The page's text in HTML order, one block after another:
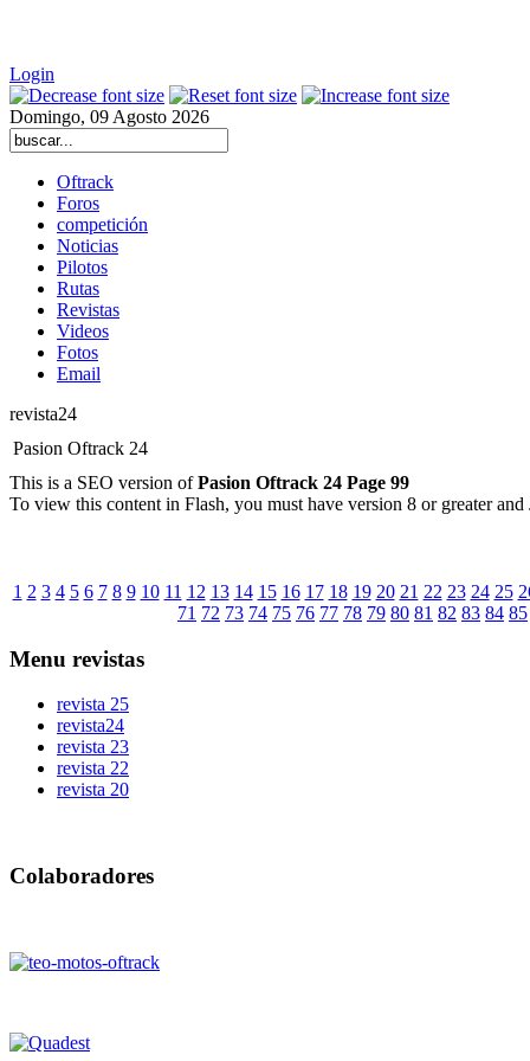
Login
Domingo, 09 Agosto 2026
Oftrack
Foros
competición
Noticias
Pilotos
Rutas
Revistas
Videos
Fotos
Email
revista24
Pasion Oftrack 24
This is a SEO version ofPasion Oftrack 24 Page 99
To view this content in Flash, you must have version 8 or greater
1 2 3 4 5 6 7 8 9 10 11 12 13 14 15 16 17 18 19 20 21 22 23 24 25
71 72 73 74 75 76 77 78 79 80 81 82 83 84 85
Menu revistas
revista 25
revista24
revista 23
revista 22
revista 20
Colaboradores